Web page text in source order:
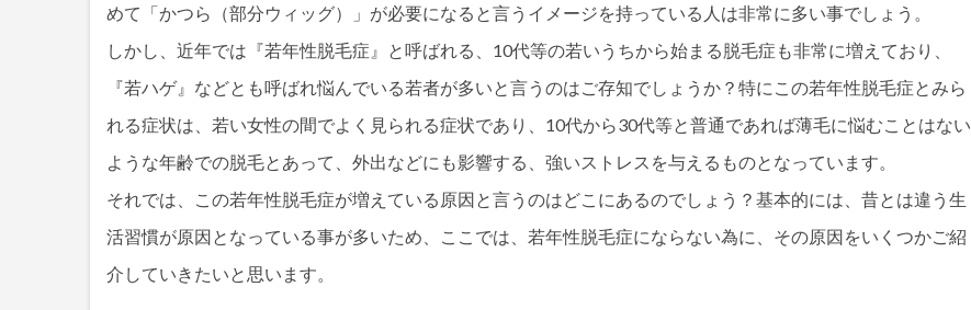
めて「かつら（部分ウィッグ）」が必要になると言うイメージを持っている人は非常に多い事でしょう。
しかし、近年では『若年性脱毛症』と呼ばれる、10代等の若いうちから始まる脱毛症も非常に増えており、
『若ハゲ』などとも呼ばれ悩んでいる若者が多いと言うのはご存知でしょうか？特にこの若年性脱毛症とみら
れる症状は、若い女性の間でよく見られる症状であり、10代から30代等と普通であれば薄毛に悩むことはない
ような年齢での脱毛とあって、外出などにも影響する、強いストレスを与えるものとなっています。
それでは、この若年性脱毛症が増えている原因と言うのはどこにあるのでしょう？基本的には、昔とは違う生
活習慣が原因となっている事が多いため、ここでは、若年性脱毛症にならない為に、その原因をいくつかご紹
介していきたいと思います。